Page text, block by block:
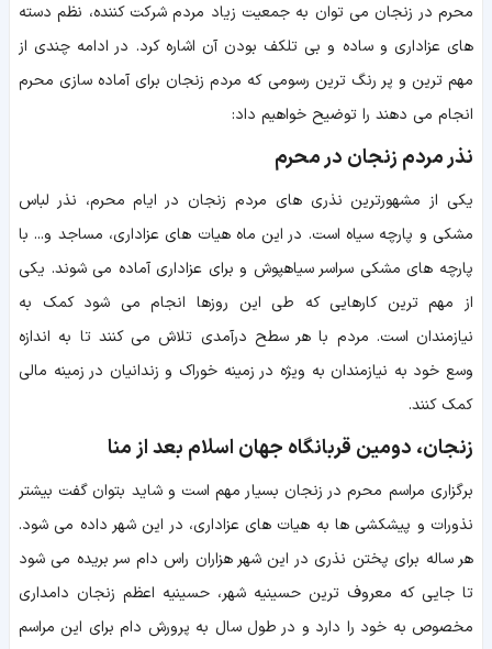
محرم در زنجان می توان به جمعیت زیاد مردم شرکت کننده، نظم دسته
های عزاداری و ساده و بی تلکف بودن آن اشاره کرد. در ادامه چندی از
مهم ترین و پر رنگ ترین رسومی که مردم زنجان برای آماده سازی محرم
انجام می دهند را توضیح خواهیم داد:
نذر مردم زنجان در محرم
یکی از مشهورترین نذری های مردم زنجان در ایام محرم، نذر لباس
مشکی و پارچه سیاه است. در این ماه هیات های عزاداری، مساجد و... با
پارچه های مشکی سراسر سیاهپوش و برای عزاداری آماده می شوند. یکی
از مهم ترین کارهایی که طی این روزها انجام می شود کمک به
نیازمندان است. مردم با هر سطح درآمدی تلاش می کنند تا به اندازه
وسع خود به نیازمندان به ویژه در زمینه خوراک و زندانیان در زمینه مالی
کمک کنند.
زنجان، دومین قربانگاه جهان اسلام بعد از منا
برگزاری مراسم محرم در زنجان بسیار مهم است و شاید بتوان گفت بیشتر
نذورات و پیشکشی ها به هیات های عزاداری، در این شهر داده می شود.
هر ساله برای پختن نذری در این شهر هزاران راس دام سر بریده می شود
تا جایی که معروف ترین حسینیه شهر، حسینیه اعظم زنجان دامداری
مخصوص به خود را دارد و در طول سال به پرورش دام برای این مراسم